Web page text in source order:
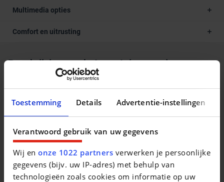
Toestemming Details Advertentie-instellingen
Verantwoord gebruik van uw gegevens
Wij enonze 1022 partners verwerken je persoonlijke
gegevens (bijv. uw IP-adres) met behulp van
technologieën zoals cookies om informatie op uw
Multimedia opties
Comfort en uitrusting
Beschrijving van het voertuig occasie
Informations lÃ©gales quant Ã la reprÃ©sentation
numÃ©rique de vÃ©hicules sur ce site : Les conditions de
vente gÃ©nÃ©rales en vigueur sont d&apos;application.
Sous rÃ©serve de modifications et disponibilitÃ© des
vÃ©hicules.